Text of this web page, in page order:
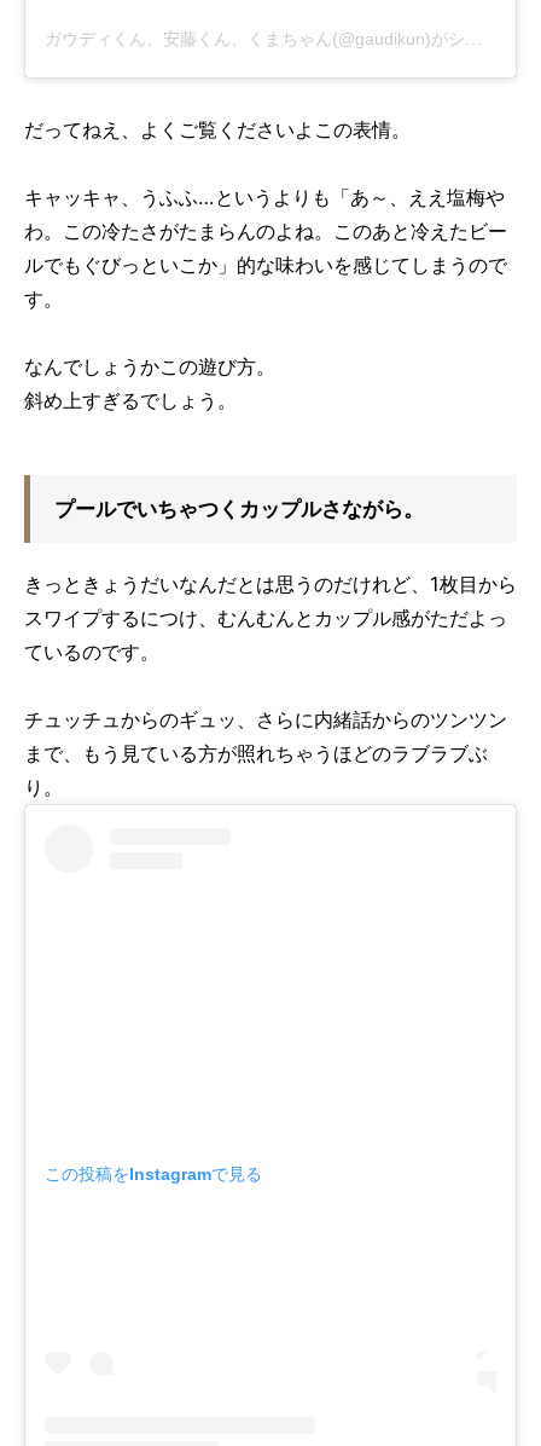
ガウディくん、安藤くん、くまちゃん(@gaudikun)がシェアした投稿
だってねえ、よくご覧くださいよこの表情。
キャッキャ、うふふ…というよりも「あ～、ええ塩梅や
わ。この冷たさがたまらんのよね。このあと冷えたビー
ルでもぐびっといこか」的な味わいを感じてしまうので
す。
なんでしょうかこの遊び方。
斜め上すぎるでしょう。
プールでいちゃつくカップルさながら。
きっときょうだいなんだとは思うのだけれど、 1枚目から
スワイプするにつけ、むんむんとカップル感がただよっ
ているのです。
チュッチュからのギュッ、さらに内緒話からのツンツン
まで、もう見ている方が照れちゃうほどのラブラブぶ
り。
この投稿をInstagramで見る